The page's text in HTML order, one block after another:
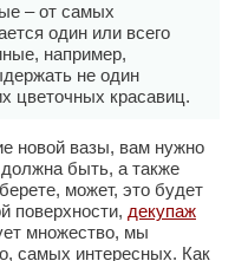
– от самых
один или всего
например,
не один
цветочных красавиц.
новой вазы, вам нужно
быть, а также
может, это будет
поверхности, декупаж
множество, мы
самых интересных. Как